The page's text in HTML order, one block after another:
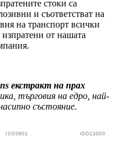
стоки са
и съответстват на
на транспорт всички
от нашата
екстракт на прах
търговия на едро, най-
състояние.